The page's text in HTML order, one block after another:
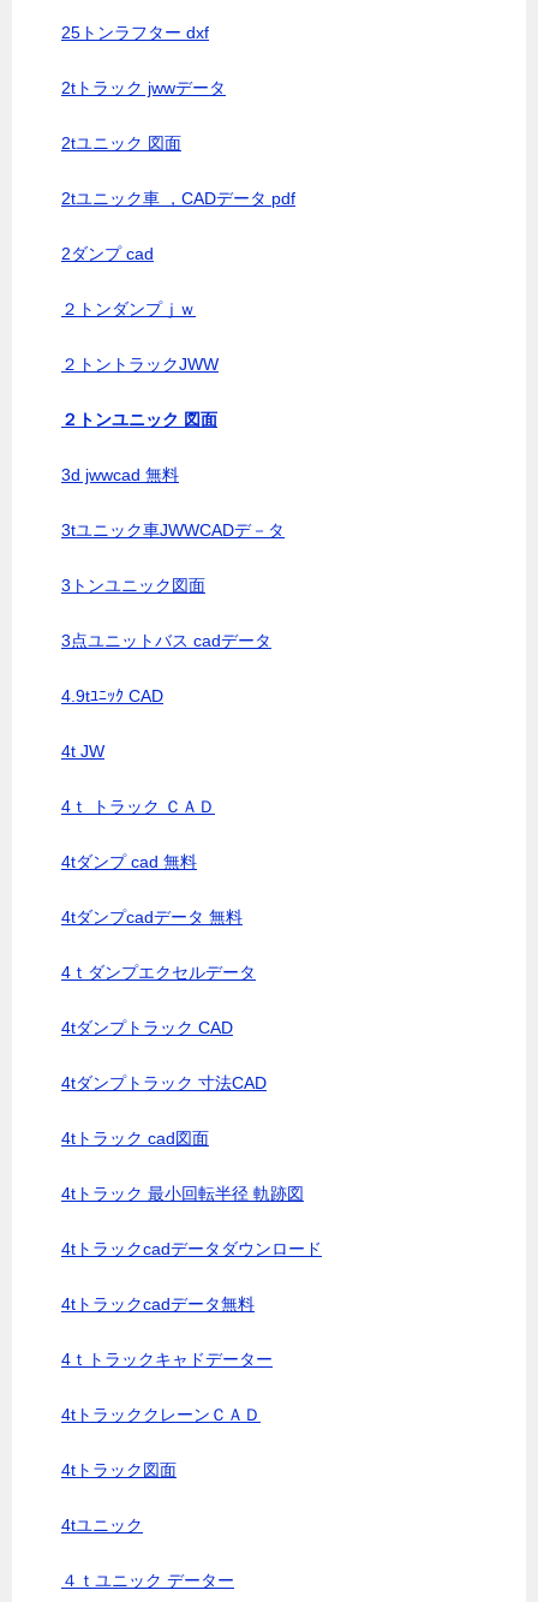
25トンラフター dxf
2tトラック jwwデータ
2tユニック 図面
2tユニック車 ，CADデータ pdf
2ダンプ cad
２トンダンプｊｗ
２トントラックJWW
２トンユニック 図面
3d jwwcad 無料
3tユニック車JWWCADデ－タ
3トンユニック図面
3点ユニットバス cadデータ
4.9tﾕﾆｯｸ CAD
4t JW
4ｔ トラック ＣＡＤ
4tダンプ cad 無料
4tダンプcadデータ 無料
4ｔダンプエクセルデータ
4tダンプトラック CAD
4tダンプトラック 寸法CAD
4tトラック cad図面
4tトラック 最小回転半径 軌跡図
4tトラックcadデータダウンロード
4tトラックcadデータ無料
4ｔトラックキャドデーター
4tトラッククレーンＣＡＤ
4tトラック図面
4tユニック
４ｔユニック データー